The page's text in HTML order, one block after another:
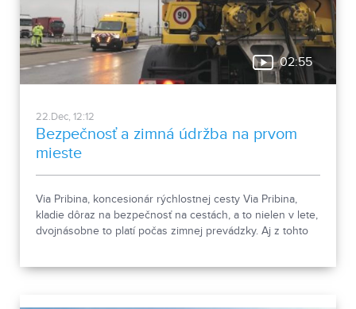
02:55
22.Dec, 12:12
Bezpečnosť a zimná údržba na prvom
mieste
Via Pribina, koncesionár rýchlostnej cesty Via Pribina,
kladie dôraz na bezpečnosť na cestách, a to nielen v lete,
dvojnásobne to platí počas zimnej prevádzky. Aj z tohto